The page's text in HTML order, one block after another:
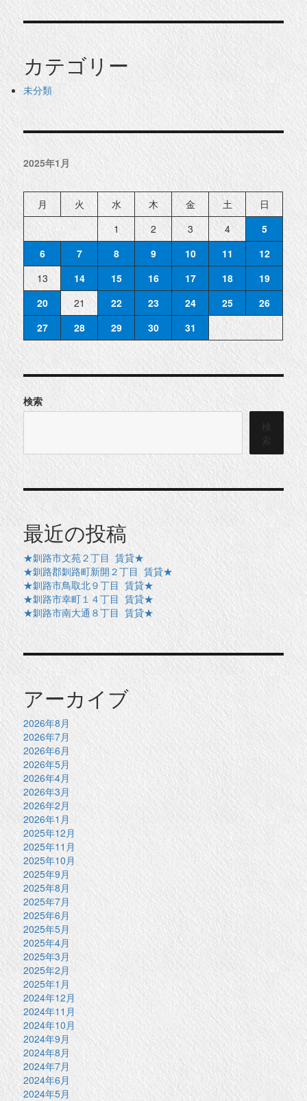
カテゴリー
未分類
2025年1月
月 火 水 木 金 土
日
1
2 3 4
5
6
7 8 9 10 11
12
13
14 15 16 17 18
19
20
21 22 23 24 25
26
27
28 29 30 31
検索
検
索
最近の投稿
★釧路市文苑２丁目 賃貸★
★釧路郡釧路町新開２丁目 賃貸★
★釧路市鳥取北９丁目 賃貸★
★釧路市幸町１４丁目 賃貸★
★釧路市南大通８丁目 賃貸★
アーカイブ
2026年8月
2026年7月
2026年6月
2026年5月
2026年4月
2026年3月
2026年2月
2026年1月
2025年12月
2025年11月
2025年10月
2025年9月
2025年8月
2025年7月
2025年6月
2025年5月
2025年4月
2025年3月
2025年2月
2025年1月
2024年12月
2024年11月
2024年10月
2024年9月
2024年8月
2024年7月
2024年6月
2024年5月